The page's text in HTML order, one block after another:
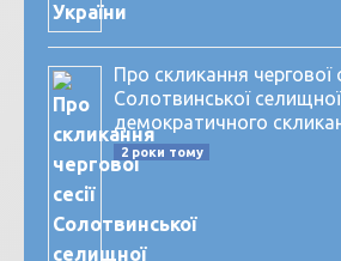
Про скликання чергової
Солотвинської
демократичного
2 роки тому